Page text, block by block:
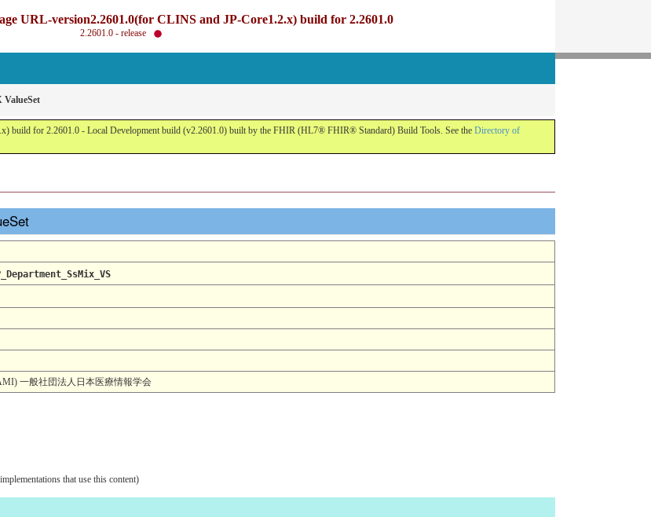
URL-version2.2601.0(for CLINS and JP-Core1.2.x) build for 2.2601.0
2.2601.0 - release
ValueSet
build for 2.2601.0 - Local Development build (v2.2601.0) built by the FHIR (HL7® FHIR® Standard) Build Tools. See the Directory of
一般社団法人日本医療情報学会
that use this content)